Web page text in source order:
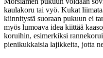
kaulakoru tai vyö. Kukat
kiinnitystä suoraan pukuun ei
myös lumoava idea kiittää
koruihin, esimerkiksi
pienikukkaisia lajikkeita, jotta